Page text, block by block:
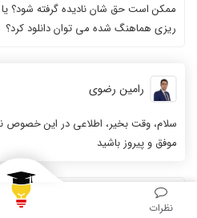
نظرات
ممکن است حق شان نادیده گرفته شود؟
ریزی هماهنگ شده می توان دانلود کرد؟
رامین رضوی
سلام، وقت بخیر، اطلاعی در این خصوص
موفق و پیروز باشید